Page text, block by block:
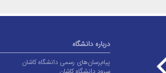
درباره دانشگاه
پیام‌رسان‌های رسمی دانشگاه کاشان